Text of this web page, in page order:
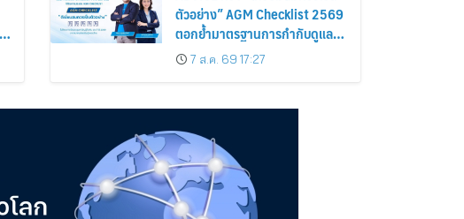
ตัวอย่าง” AGM Checklist 2569
ตอกย้ำมาตรฐานการกำกับดูแล
กิจการที่ดี
7 ส.ค. 69 17:27